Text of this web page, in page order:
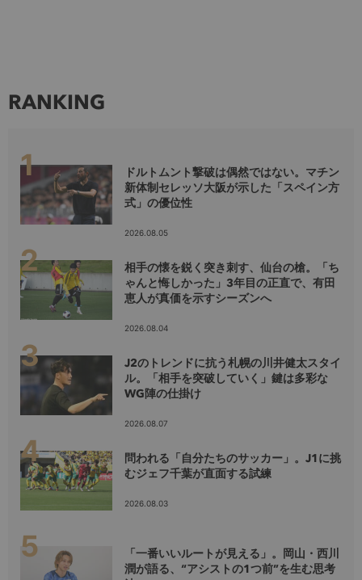
RANKING
ドルトムント撃破は偶然ではない。マチン
新体制セレッソ大阪が示した「スペイン方
式」の優位性
2026.08.05
相手の懐を鋭く突き刺す、仙台の槍。「ち
ゃんと悔しかった」3年目の正直で、有田
恵人が真価を示すシーズンへ
2026.08.04
J2のトレンドに抗う札幌の川井健太スタイ
ル。「相手を突破していく」鍵は多彩な
WG陣の仕掛け
2026.08.07
問われる「自分たちのサッカー」。J1に挑
むジェフ千葉が直面する試練
2026.08.03
「一番いいルートが見える」。岡山・西川
潤が語る、“アシストの1つ前”を生む思考